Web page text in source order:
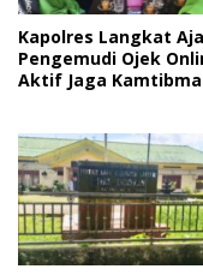
Kapolres Langkat
Pengemudi Ojek
Aktif Jaga